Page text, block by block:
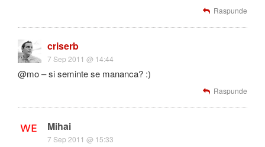
Raspunde
criserb
7 Sep 2011 @ 14:44
@mo – si seminte se mananca? :)
Raspunde
Mihai
7 Sep 2011 @ 15:33